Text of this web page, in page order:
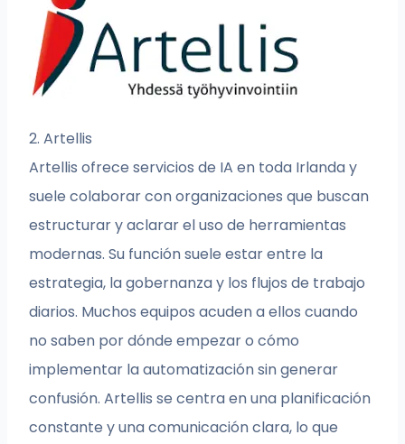
2. Artellis
Artellis ofrece servicios de IA en toda Irlanda y
suele colaborar con organizaciones que buscan
estructurar y aclarar el uso de herramientas
modernas. Su función suele estar entre la
estrategia, la gobernanza y los flujos de trabajo
diarios. Muchos equipos acuden a ellos cuando
no saben por dónde empezar o cómo
implementar la automatización sin generar
confusión. Artellis se centra en una planificación
constante y una comunicación clara, lo que